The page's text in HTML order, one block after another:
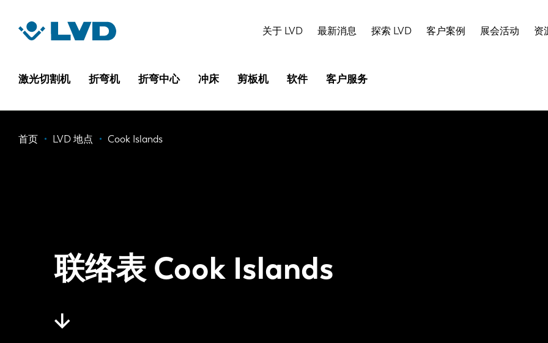
容
关于 LVD 最新消息 探索 LVD 客户案例 展会活动 资
激光切割机 折弯机 折弯中心 冲床 剪板机 软件 客户服务
面
首页 LVD 地点 Cook Islands
联络表 Cook Islands